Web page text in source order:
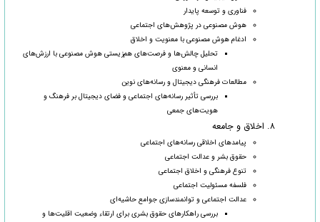
فناوری و توسعه پایدار
هوش مصنوعی در پژوهش‌های اجتماعی
ادغام هوش مصنوعی با معنویت و اخلاق
تحلیل چالش‌ها و فرصت‌های هم‌زیستی هوش مصنوعی با ارزش‌های
انسانی و معنوی
مطالعات فرهنگی دیجیتال و رسانه‌های نوین
بررسی تأثیر رسانه‌های اجتماعی و فضای دیجیتال بر فرهنگ و
هویت‌های جمعی
۸. اخلاق و جامعه
پیامدهای اخلاقی رسانه‌های اجتماعی
حقوق بشر و عدالت اجتماعی
تنوع فرهنگی و اخلاق اجتماعی
فلسفه مسئولیت اجتماعی
عدالت اجتماعی و توانمندسازی جوامع حاشیه‌ای
بررسی راهکارهای حقوق بشری برای ارتقاء وضعیت اقلیت‌ها و